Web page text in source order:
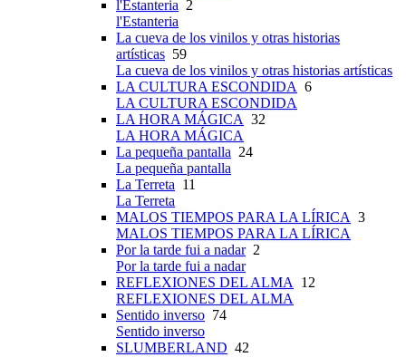
l'Estanteria 2
l'Estanteria
La cueva de los vinilos y otras historias
artísticas 59
La cueva de los vinilos y otras historias artísticas
LA CULTURA ESCONDIDA 6
LA CULTURA ESCONDIDA
LA HORA MÁGICA 32
LA HORA MÁGICA
La pequeña pantalla 24
La pequeña pantalla
La Terreta 11
La Terreta
MALOS TIEMPOS PARA LA LÍRICA 3
MALOS TIEMPOS PARA LA LÍRICA
Por la tarde fui a nadar2
Por la tarde fui a nadar
REFLEXIONES DEL ALMA
12
REFLEXIONES DEL ALMA
Sentido inverso 74
Sentido inverso
SLUMBERLAND 42